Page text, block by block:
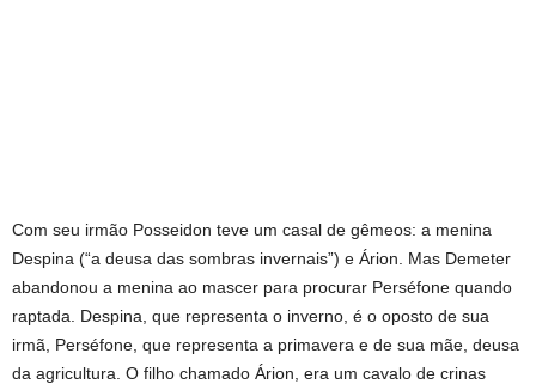
Com seu irmão Posseidon teve um casal de gêmeos: a menina
Despina (“a deusa das sombras invernais”) e Árion. Mas Demeter
abandonou a menina ao mascer para procurar Perséfone quando
raptada. Despina, que representa o inverno, é o oposto de sua
irmã, Perséfone, que representa a primavera e de sua mãe, deusa
da agricultura. O filho chamado Árion, era um cavalo de crinas